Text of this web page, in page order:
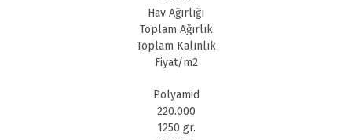
Hav Ağırlığı
Toplam Ağırlık
Toplam Kalınlık
Fiyat/m2
Polyamid
220.000
1250 gr.